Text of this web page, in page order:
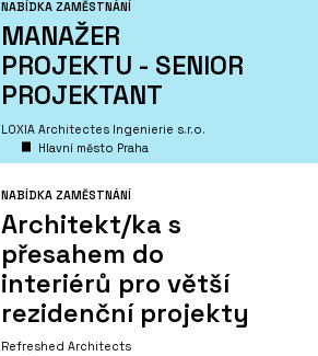
NABÍDKA ZAMĚSTNÁNÍ
MANAŽER
PROJEKTU - SENIOR
PROJEKTANT
LOXIA Architectes Ingenierie s.r.o.
Hlavní město Praha
NABÍDKA ZAMĚSTNÁNÍ
Architekt/ka s
přesahem do
interiérů pro větší
rezidenční projekty
Refreshed Architects